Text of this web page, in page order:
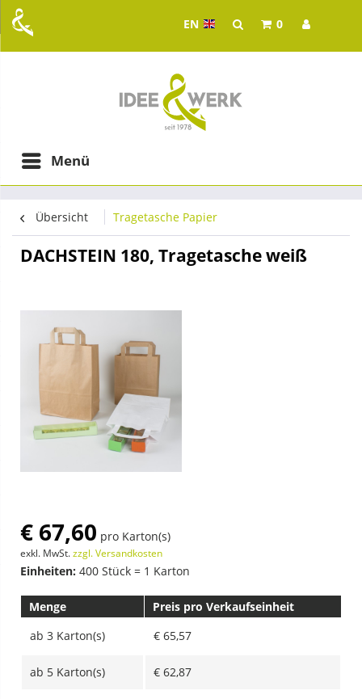
EN Idee & Werk - your
0
Menü
Übersicht Tragetasche Papier
in Graz
DACHSTEIN 180, Tragetasche weiß
€ 67,60 pro Karton(s)
exkl. MwSt.zzgl. Versandkosten
Einheiten: 400 Stück = 1 Karton
Menge
Preis pro Verkaufseinheit
ab 3 Karton(s) € 65,57
ab 5 Karton(s) € 62,87